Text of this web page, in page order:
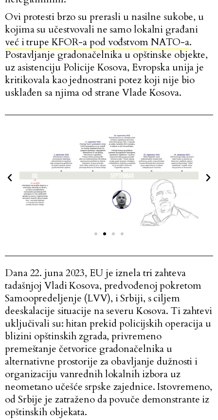
Ovi protesti brzo su prerasli u nasilne sukobe, u
kojima su učestvovali ne samo lokalni građani
već i trupe KFOR-a pod vođstvom NATO-a.
Postavljanje gradonačelnika u opštinske objekte,
uz asistenciju Policije Kosova, Evropska unija je
kritikovala kao jednostrani potez koji nije bio
usklađen sa njima od strane Vlade Kosova.
Dana 22. juna 2023, EU je iznela tri zahteva
tadašnjoj Vladi Kosova, predvođenoj pokretom
Samoopredeljenje (LVV), i Srbiji, s ciljem
deeskalacije situacije na severu Kosova. Ti zahtevi
uključivali su: hitan prekid policijskih operacija u
blizini opštinskih zgrada, privremeno
premeštanje četvorice gradonačelnika u
alternativne prostorije za obavljanje dužnosti i
organizaciju vanrednih lokalnih izbora uz
neometano učešće srpske zajednice. Istovremeno,
od Srbije je zatraženo da povuče demonstrante iz
opštinskih objekata.